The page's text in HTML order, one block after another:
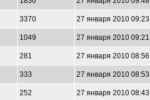
3370 27 января 2010 09:23
1049 27 января 2010 09:21
281 27 января 2010 08:56
333 27 января 2010 08:53
252 27 января 2010 08:43